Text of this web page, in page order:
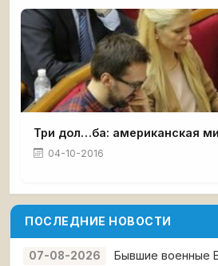
Три дол…ба: американская
04-10-2016
ПОСЛЕДНИЕ НОВОСТИ
07-08-2026
Бывшие военные